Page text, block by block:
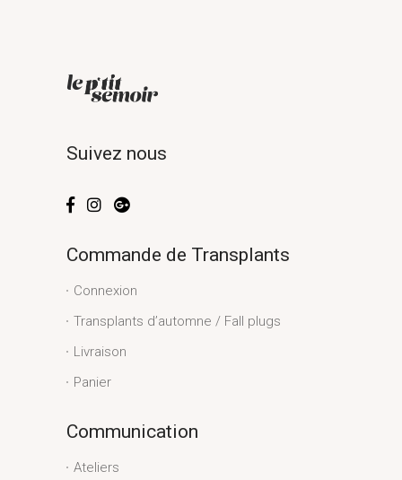
Suivez nous
Commande de Transplants
Connexion
Transplants d’automne / Fall plugs
Livraison
Panier
Communication
Ateliers